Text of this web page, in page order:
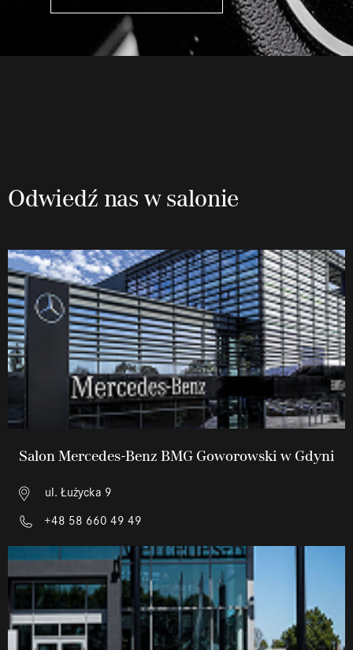
Odwiedź nas w salonie
Salon Mercedes-Benz BMG Goworowski w Gdyni
ul. Łużycka 9
+48 58 660 49 49